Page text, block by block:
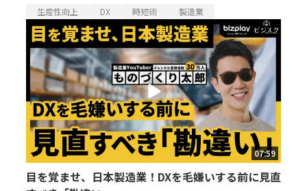
生産性向上 DX 時短術 製造業
07:59
目を覚ませ、日本製造業！DXを毛嫌いする前に見直